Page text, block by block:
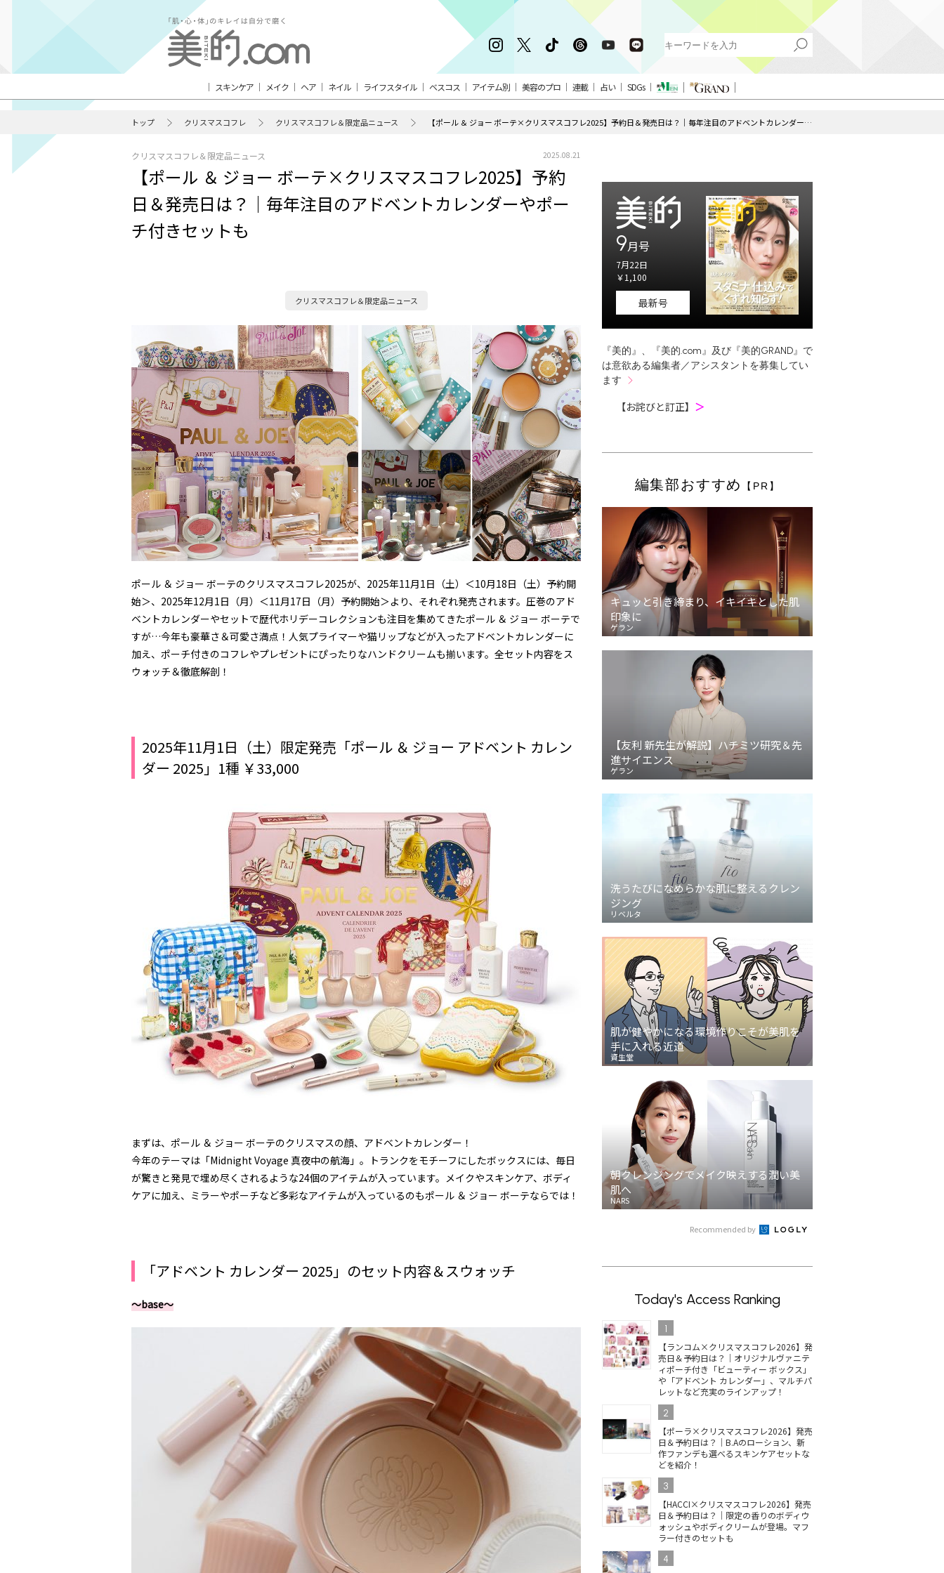
スキンケア メイク ヘア ネイル ライフスタイル ベスコス アイテム別 美容のプロ 連載 占い SDGs
トップ クリスマスコフレ クリスマスコフレ＆限定品ニュース 【ポール ＆ ジョー ボーテ×クリスマスコフレ2025】予約日＆発売日は？｜毎年注目のアドベントカレンダーやポーチ付きセットも
クリスマスコフレ＆限定品ニュース 2025.08.21
【ポール ＆ ジョー ボーテ×クリスマスコフレ2025】予約
日＆発売日は？｜毎年注目のアドベントカレンダーやポー
チ付きセットも
クリスマスコフレ＆限定品ニュース
ポール ＆ ジョー ボーテのクリスマスコフレ2025が、2025年11月1日（土）＜10月18日（土）予約開
始＞、2025年12月1日（月）＜11月17日（月）予約開始＞より、それぞれ発売されます。圧巻のアド
ベントカレンダーやセットで歴代ホリデーコレクションも注目を集めてきたポール ＆ ジョー ボーテで
すが…今年も豪華さ＆可愛さ満点！人気プライマーや猫リップなどが入ったアドベントカレンダーに
加え、ポーチ付きのコフレやプレゼントにぴったりなハンドクリームも揃います。全セット内容をス
ウォッチ＆徹底解剖！
2025年11月1日（土）限定発売「ポール ＆ ジョー アドベント カレン
ダー 2025」1種 ￥33,000
まずは、ポール ＆ ジョー ボーテのクリスマスの顔、アドベントカレンダー！
今年のテーマは「Midnight Voyage 真夜中の航海」。トランクをモチーフにしたボックスには、毎日
が驚きと発見で埋め尽くされるような24個のアイテムが入っています。メイクやスキンケア、ボディ
ケアに加え、ミラーやポーチなど多彩なアイテムが入っているのもポール ＆ ジョー ボーテならでは！
「アドベント カレンダー 2025」のセット内容＆スウォッチ
～base～
9月号
7月22日
￥1,100
最新号
『美的』、『美的.com』及び『美的GRAND』で
は意欲ある編集者／アシスタントを募集してい
ます
【お詫びと訂正】 ＞
編集部おすすめ 【PR】
キュッと引き締まり、イキイキとした肌
印象に
ゲラン
【友利 新先生が解説】ハチミツ研究＆先
進サイエンス
ゲラン
洗うたびになめらかな肌に整えるクレン
ジング
リベルタ
肌が健やかになる環境作りこそが美肌を
手に入れる近道
資生堂
朝クレンジングでメイク映えする潤い美
肌へ
NARS
Recommended by
Today's Access Ranking
1
【ランコム×クリスマスコフレ2026】発
売日＆予約日は？｜オリジナルヴァニテ
ィポーチ付き「ビューティー ボックス」
や「アドベント カレンダー」、マルチパ
レットなど充実のラインアップ！
2
【ポーラ×クリスマスコフレ2026】発売
日＆予約日は？｜B.Aのローション、新
作ファンデも選べるスキンケアセットな
どを紹介！
3
【HACCI×クリスマスコフレ2026】発売
日＆予約日は？｜限定の香りのボディウ
ォッシュやボディクリームが登場。マフ
ラー付きのセットも
4